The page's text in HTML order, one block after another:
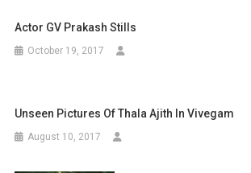
Actor GV Prakash Stills
October 19, 2017
Unseen Pictures Of Thala Ajith In Vivegam
August 10, 2017